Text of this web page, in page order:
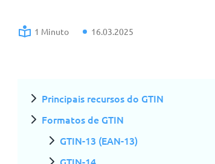
1 Minuto 16.03.2025
Principais recursos do GTIN
Formatos de GTIN
GTIN-13 (EAN-13)